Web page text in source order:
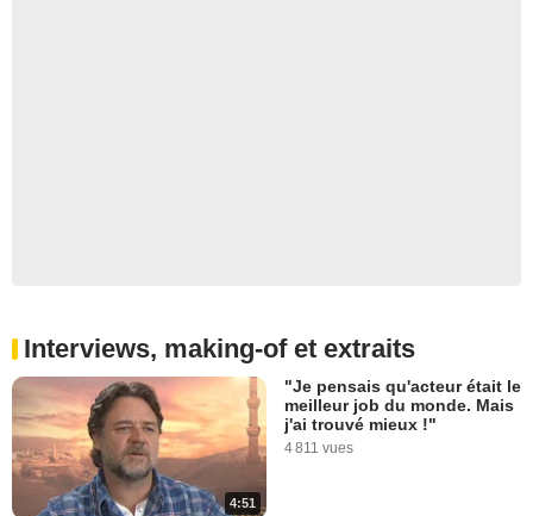
Interviews, making-of et extraits
4:51
"Je pensais qu'acteur était le
meilleur job du monde. Mais
j'ai trouvé mieux !"
4 811 vues